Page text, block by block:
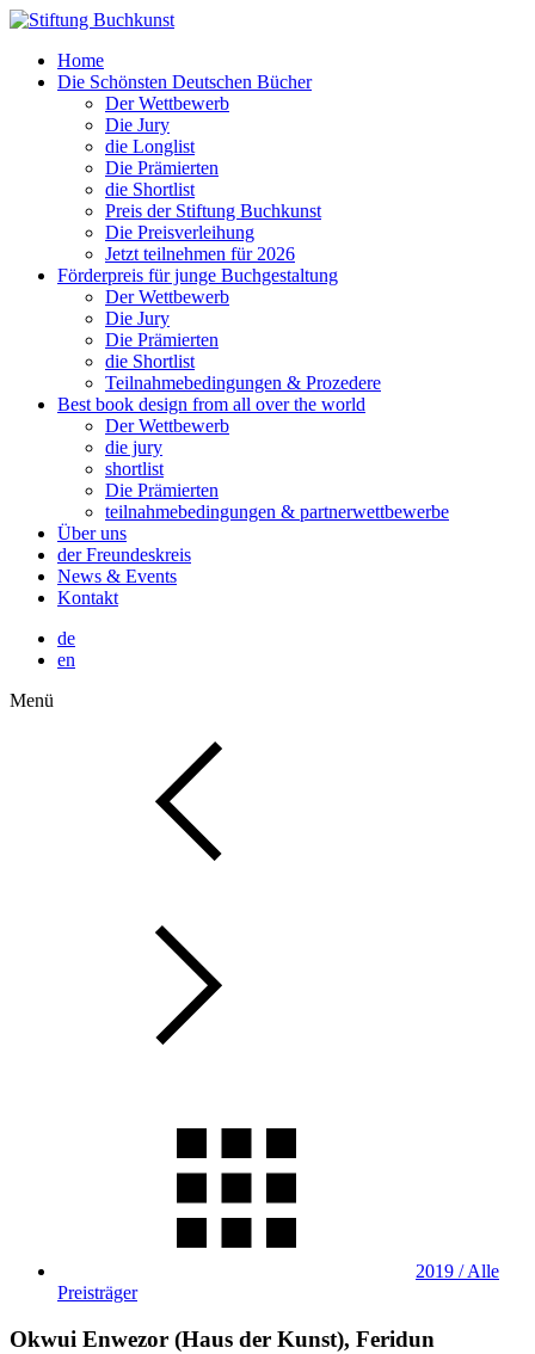
Home
Die Schönsten Deutschen Bücher
Der Wettbewerb
Die Jury
die Longlist
Die Prämierten
die Shortlist
Preis der Stiftung Buchkunst
Die Preisverleihung
Jetzt teilnehmen für 2026
Förderpreis für junge Buchgestaltung
Der Wettbewerb
Die Jury
Die Prämierten
die Shortlist
Teilnahmebedingungen & Prozedere
Best book design from all over the world
Der Wettbewerb
die jury
shortlist
Die Prämierten
teilnahmebedingungen & partnerwettbewerbe
Über uns
der Freundeskreis
News & Events
Kontakt
de
en
Menü
2019 / Alle
Preisträger
Okwui Enwezor (Haus der Kunst), Feridun